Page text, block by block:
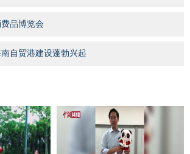
品博览会
自贸港建设蓬勃兴起